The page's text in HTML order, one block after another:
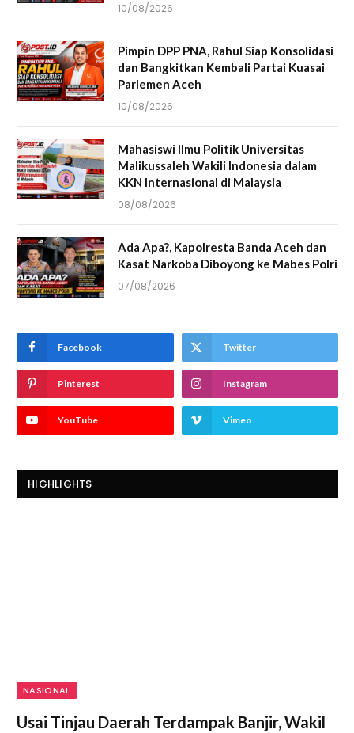
10/08/2026
Pimpin DPP PNA, Rahul Siap Konsolidasi
dan Bangkitkan Kembali Partai Kuasai
Parlemen Aceh
10/08/2026
Mahasiswi Ilmu Politik Universitas
Malikussaleh Wakili Indonesia dalam
KKN Internasional di Malaysia
08/08/2026
Ada Apa?, Kapolresta Banda Aceh dan
Kasat Narkoba Diboyong ke Mabes Polri
07/08/2026
Facebook Twitter
Pinterest Instagram
YouTube Vimeo
HIGHLIGHTS
NASIONAL
Usai Tinjau Daerah Terdampak Banjir, Wakil